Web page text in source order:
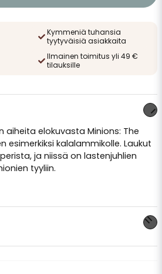
Kymmeniä tuhansia
tyytyväisiä asiakkaita
Ilmainen toimitus yli 49 €
tilauksille
aiheita elokuvasta Minions: The
esimerkiksi kalalammikolle. Laukut
ja niissä on lastenjuhlien
tyyliin.